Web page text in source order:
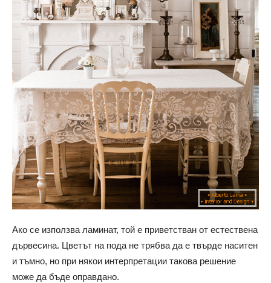
Ако се използва ламинат, той е приветстван от естествена
дървесина. Цветът на пода не трябва да е твърде наситен
и тъмно, но при някои интерпретации такова решение
може да бъде оправдано.